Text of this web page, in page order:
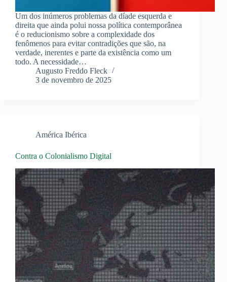
Um dos inúmeros problemas da díade esquerda e
direita que ainda polui nossa política contemporânea
é o reducionismo sobre a complexidade dos
fenômenos para evitar contradições que são, na
verdade, inerentes e parte da existência como um
todo. A necessidade…
Augusto Freddo Fleck
3 de novembro de 2025
América Ibérica
Contra o Colonialismo Digital